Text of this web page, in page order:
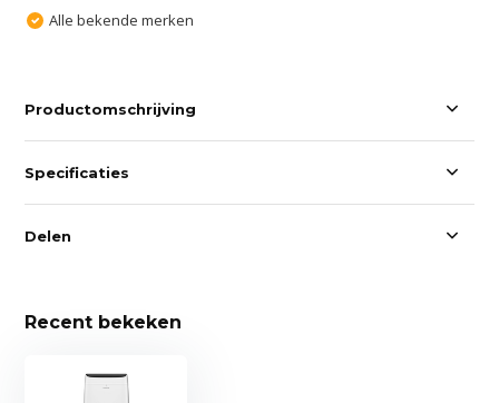
Alle bekende merken
Productomschrijving
Specificaties
Delen
Recent bekeken